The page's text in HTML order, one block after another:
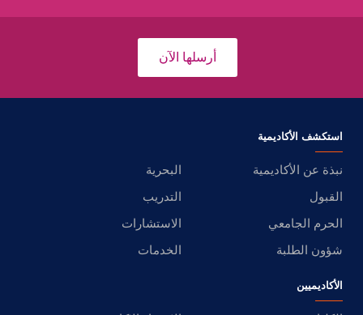
أرسلها الآن
استكشف الأكاديمية
نبذة عن الأكاديمية
البحرية
القبول
التدريب
الحرم الجامعي
الاستشارات
شؤون الطلبة
الخدمات
الأكاديميين